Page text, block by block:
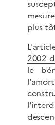
plus
L'
2002
le